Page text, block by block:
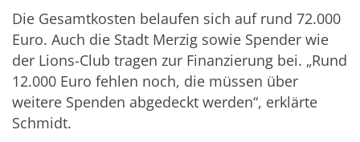
Die Gesamtkosten belaufen sich auf rund 72.000
Euro. Auch die Stadt Merzig sowie Spender wie
der Lions-Club tragen zur Finanzierung bei. „Rund
12.000 Euro fehlen noch, die müssen über
weitere Spenden abgedeckt werden“, erklärte
Schmidt.